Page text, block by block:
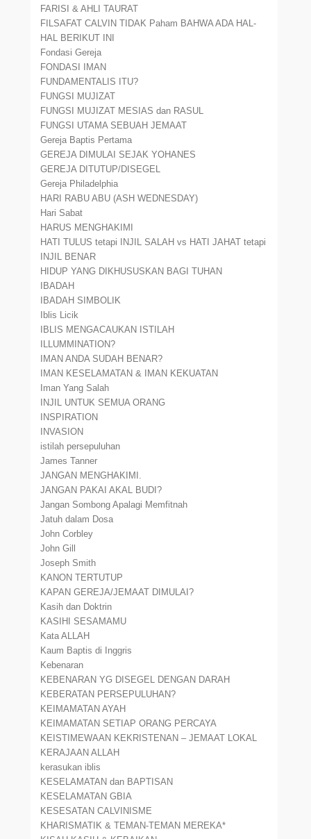
FARISI & AHLI TAURAT
FILSAFAT CALVIN TIDAK Paham BAHWA ADA HAL-
HAL BERIKUT INI
Fondasi Gereja
FONDASI IMAN
FUNDAMENTALIS ITU?
FUNGSI MUJIZAT
FUNGSI MUJIZAT MESIAS dan RASUL
FUNGSI UTAMA SEBUAH JEMAAT
Gereja Baptis Pertama
GEREJA DIMULAI SEJAK YOHANES
GEREJA DITUTUP/DISEGEL
Gereja Philadelphia
HARI RABU ABU (ASH WEDNESDAY)
Hari Sabat
HARUS MENGHAKIMI
HATI TULUS tetapi INJIL SALAH vs HATI JAHAT tetapi
INJIL BENAR
HIDUP YANG DIKHUSUSKAN BAGI TUHAN
IBADAH
IBADAH SIMBOLIK
Iblis Licik
IBLIS MENGACAUKAN ISTILAH
ILLUMMINATION?
IMAN ANDA SUDAH BENAR?
IMAN KESELAMATAN & IMAN KEKUATAN
Iman Yang Salah
INJIL UNTUK SEMUA ORANG
INSPIRATION
INVASION
istilah persepuluhan
James Tanner
JANGAN MENGHAKIMI.
JANGAN PAKAI AKAL BUDI?
Jangan Sombong Apalagi Memfitnah
Jatuh dalam Dosa
John Corbley
John Gill
Joseph Smith
KANON TERTUTUP
KAPAN GEREJA/JEMAAT DIMULAI?
Kasih dan Doktrin
KASIHI SESAMAMU
Kata ALLAH
Kaum Baptis di Inggris
Kebenaran
KEBENARAN YG DISEGEL DENGAN DARAH
KEBERATAN PERSEPULUHAN?
KEIMAMATAN AYAH
KEIMAMATAN SETIAP ORANG PERCAYA
KEISTIMEWAAN KEKRISTENAN – JEMAAT LOKAL
KERAJAAN ALLAH
kerasukan iblis
KESELAMATAN dan BAPTISAN
KESELAMATAN GBIA
KESESATAN CALVINISME
KHARISMATIK & TEMAN-TEMAN MEREKA*